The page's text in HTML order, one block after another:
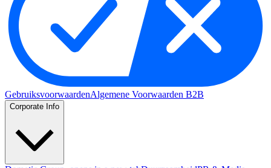
GebruiksvoorwaardenAlgemene Voorwaarden B2B
Corporate Info